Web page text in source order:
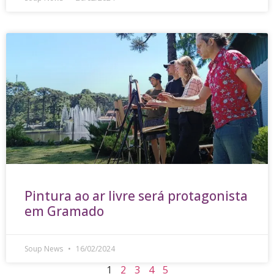
Pintura ao ar livre será protagonista
em Gramado
Soup News 16/02/2024
1 2 3 4 5